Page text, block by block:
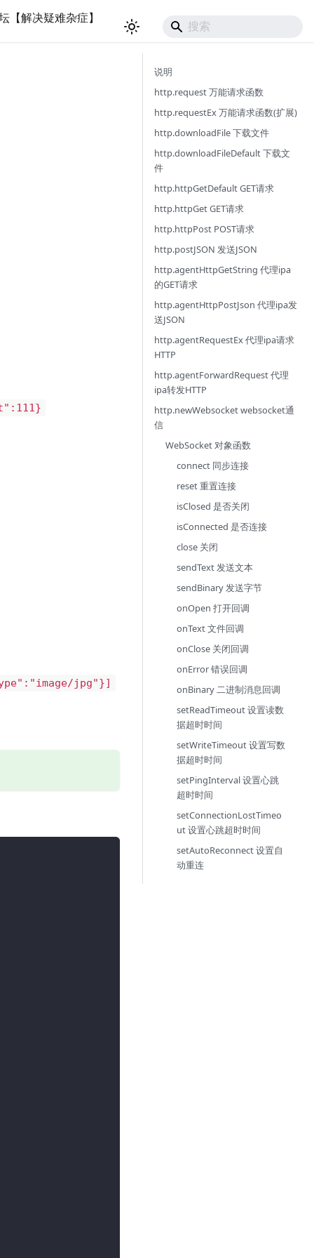
【解决疑难杂症】
jpg"}]
说明
http.request 万能请求函数
http.requestEx 万能请求函数(扩展)
http.downloadFile 下载文件
http.downloadFileDefault 下载文
件
http.httpGetDefault GET请求
http.httpGet GET请求
http.httpPost POST请求
http.postJSON 发送JSON
http.agentHttpGetString 代理ipa
的GET请求
http.agentHttpPostJson 代理ipa发
送JSON
http.agentRequestEx 代理ipa请求
HTTP
http.agentForwardRequest 代理
ipa转发HTTP
http.newWebsocket websocket通
信
WebSocket 对象函数
connect 同步连接
reset 重置连接
isClosed 是否关闭
isConnected 是否连接
close 关闭
sendText 发送文本
sendBinary 发送字节
onOpen 打开回调
onText 文件回调
onClose 关闭回调
onError 错误回调
onBinary 二进制消息回调
setReadTimeout 设置读数
据超时时间
setWriteTimeout 设置写数
据超时时间
setPingInterval 设置心跳
超时时间
setConnectionLostTimeo
ut 设置心跳超时时间
setAutoReconnect 设置自
动重连